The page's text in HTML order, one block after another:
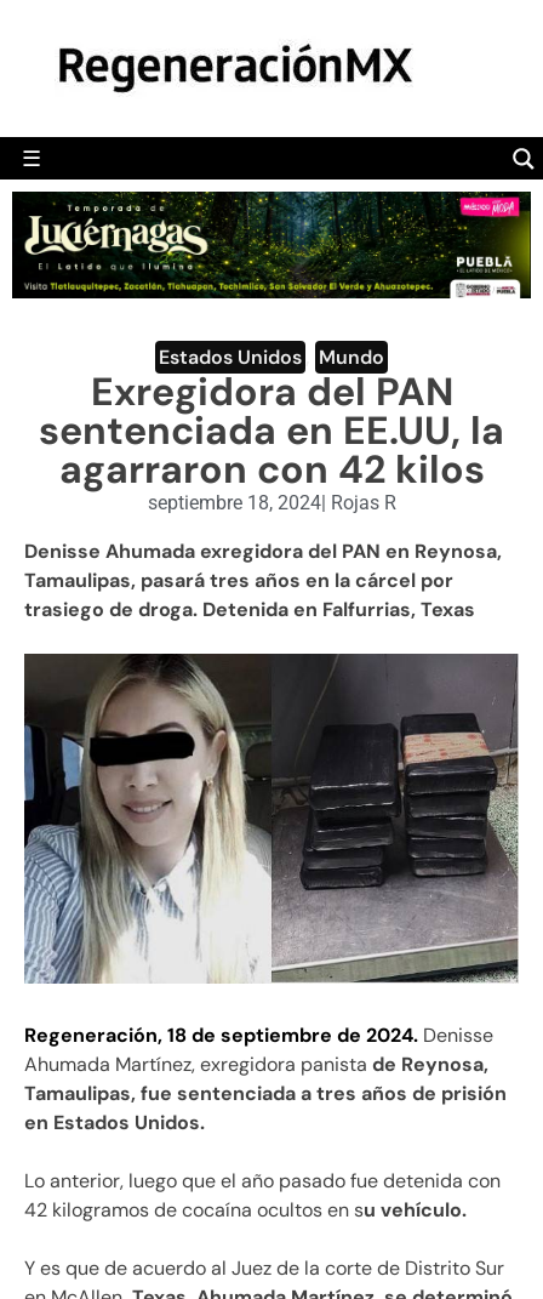
☰
POLÍTICA
CAMALEÓN
OPINIÓN
DEPORTES
ENGLISH SECTION
VIDEOS
Estados Unidos Mundo
Exregidora del PAN
sentenciada en EE.UU, la
agarraron con 42 kilos
septiembre 18, 2024| Rojas R
Denisse Ahumada exregidora del PAN en Reynosa,
Tamaulipas, pasará tres años en la cárcel por
trasiego de droga. Detenida en Falfurrias, Texas
Regeneración, 18 de septiembre de 2024. Denisse
Ahumada Martínez, exregidora panista de Reynosa,
Tamaulipas, fue sentenciada a tres años de prisión
en Estados Unidos.
Lo anterior, luego que el año pasado fue detenida con
42 kilogramos de cocaína ocultos en su vehículo.
Y es que de acuerdo al Juez de la corte de Distrito Sur